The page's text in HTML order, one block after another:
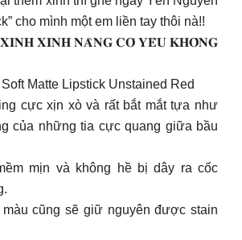
cho mình một em liền tay thôi nà!!
𝐗𝐈𝐍𝐇 𝐍𝐀̀𝐍𝐆 𝐂𝐎́ 𝐘𝐄̂𝐔 𝐊𝐇𝐎̂𝐍𝐆
Matte Lipstick Unstained Red
cực xịn xò và rất bắt mắt tựa như
của những tia cực quang giữa bầu
mịn và không hề bị dây ra cốc
cũng sẽ giữ nguyên được stain